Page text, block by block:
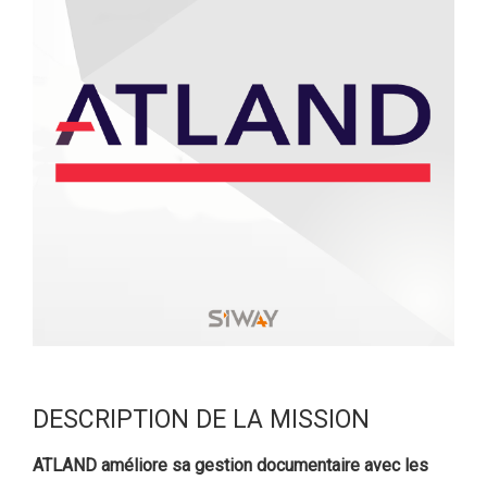
DESCRIPTION DE LA MISSION
ATLAND améliore sa gestion documentaire avec les